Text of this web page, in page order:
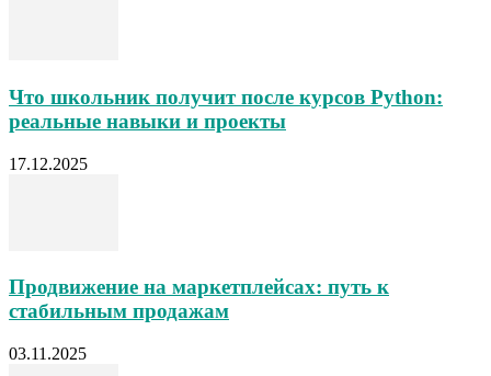
Что школьник получит после курсов Python:
реальные навыки и проекты
17.12.2025
Продвижение на маркетплейсах: путь к
стабильным продажам
03.11.2025